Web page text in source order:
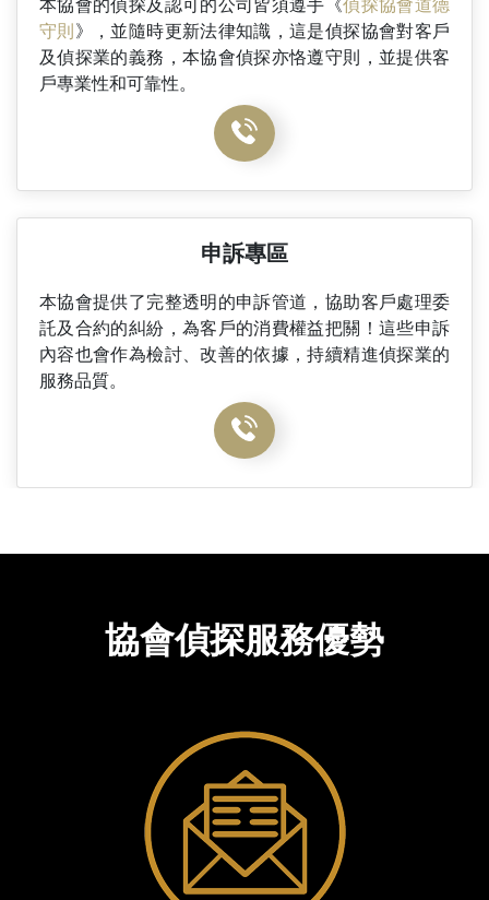
本協會的偵探及認可的公司皆須遵手《偵探協會道德
守則》，並隨時更新法律知識，這是偵探協會對客戶
及偵探業的義務，本協會偵探亦恪遵守則，並提供客
戶專業性和可靠性。
申訴專區
本協會提供了完整透明的申訴管道，協助客戶處理委
託及合約的糾紛，為客戶的消費權益把關！這些申訴
內容也會作為檢討、改善的依據，持續精進偵探業的
服務品質。
協會偵探服務優勢